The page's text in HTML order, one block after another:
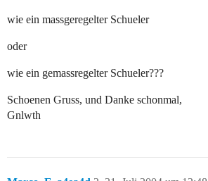
wie ein massgeregelter Schueler
oder
wie ein gemassregelter Schueler???
Schoenen Gruss, und Danke schonmal,
Gnlwth